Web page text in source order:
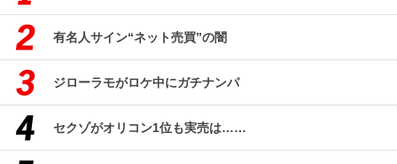
有名人サイン“ネット売買”の闇
ジローラモがロケ中にガチナンパ
セクゾがオリコン1位も実売は……